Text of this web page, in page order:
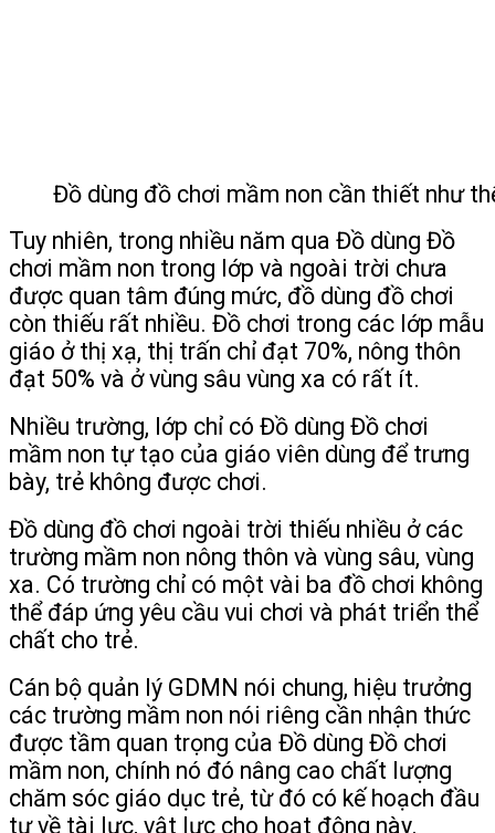
Đồ dùng đồ chơi mầm non cần thiết như
Tuy nhiên, trong nhiều năm qua Đồ dùng Đồ
chơi mầm non trong lớp và ngoài trời chưa
được quan tâm đúng mức, đồ dùng đồ chơi
còn thiếu rất nhiều. Đồ chơi trong các lớp mẫu
giáo ở thị xạ, thị trấn chỉ đạt 70%, nông thôn
đạt 50% và ở vùng sâu vùng xa có rất ít.
Nhiều trường, lớp chỉ có Đồ dùng Đồ chơi
mầm non tự tạo của giáo viên dùng để trưng
bày, trẻ không được chơi.
Đồ dùng đồ chơi ngoài trời thiếu nhiều ở các
trường mầm non nông thôn và vùng sâu, vùng
xa. Có trường chỉ có một vài ba đồ chơi không
thể đáp ứng yêu cầu vui chơi và phát triển thể
chất cho trẻ.
Cán bộ quản lý GDMN nói chung, hiệu trưởng
các trường mầm non nói riêng cần nhận thức
được tầm quan trọng của Đồ dùng Đồ chơi
mầm non, chính nó đó nâng cao chất lượng
chăm sóc giáo dục trẻ, từ đó có kế hoạch đầu
tư về tài lực, vật lực cho hoạt động này.